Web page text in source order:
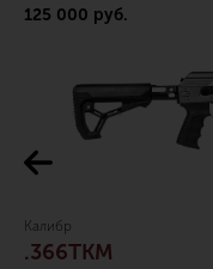
125 000 руб.
Калибр
.366TKM